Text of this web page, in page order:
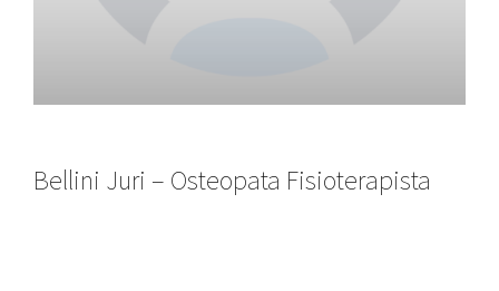
Bellini Juri – Osteopata Fisioterapista